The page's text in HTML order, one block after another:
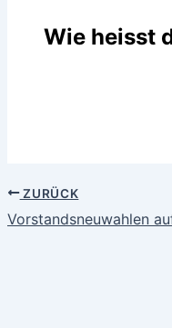
Wie heisst
ZURÜCK
Vorstandsneuwahlen